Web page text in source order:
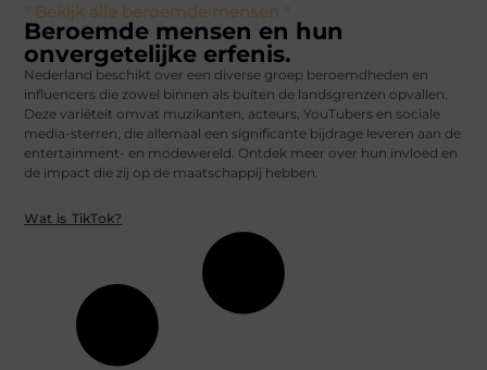
" Bekijk alle beroemde mensen "
Beroemde mensen en hun
onvergetelijke erfenis.
Nederland beschikt over een diverse groep beroemdheden en
influencers die zowel binnen als buiten de landsgrenzen opvallen.
Deze variëteit omvat muzikanten, acteurs, YouTubers en sociale
media-sterren, die allemaal een significante bijdrage leveren aan de
entertainment- en modewereld. Ontdek meer over hun invloed en
de impact die zij op de maatschappij hebben.
Wat is TikTok?